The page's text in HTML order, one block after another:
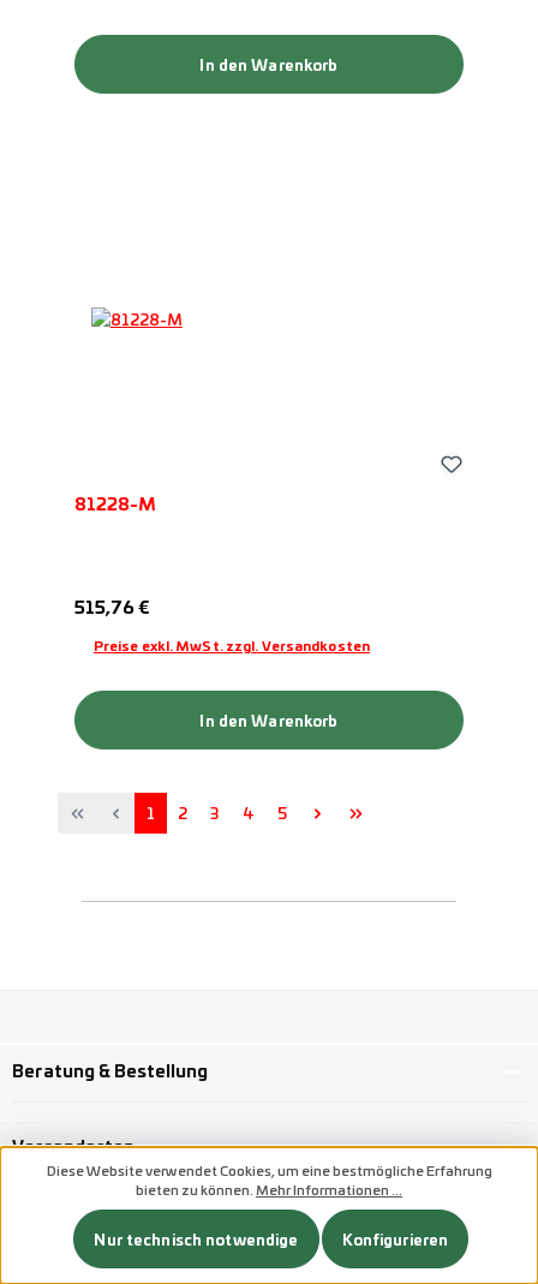
In den Warenkorb
81228-M
Regulärer Preis:
515,76 €
Preise exkl. MwSt. zzgl. Versandkosten
In den Warenkorb
Seite
1 Seite
2 Seite
3 Seite
4 Seite
5
Beratung & Bestellung
Versandarten
Benutzerdefiniertes Bild 1
Diese Website verwendet Cookies, um eine bestmögliche Erfahrung
bieten zu können. Mehr Informationen ...
Nur technisch notwendige Konfigurieren